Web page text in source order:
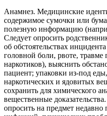
Анамнез. Медицинские
содержимое сумочки или
полезную информацию
Следует опросить
об обстоятельствах
головной боли, рвоте,
наркотиков), выяснить
пациент; упаковки из-под
наркотических и ядовитых
сохранить для химического
вещественные
опросить на предмет